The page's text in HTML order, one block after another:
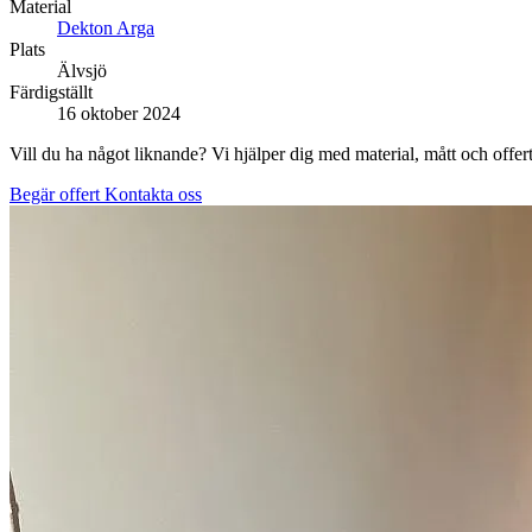
Material
Dekton Arga
Plats
Älvsjö
Färdigställt
16 oktober 2024
Vill du ha något liknande? Vi hjälper dig med material, mått och
Begär offert Kontakta oss